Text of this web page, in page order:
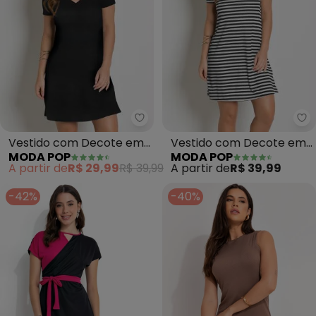
Moda Pop - Vestido com
Vestido com Decote em
V (Preto)
MODA POP
A partir deR$ 29,99R$ 39,99
Vestido com Decote em
V (Listrada)
MODA POP
A partir deR$ 39,99
-42%
-40%